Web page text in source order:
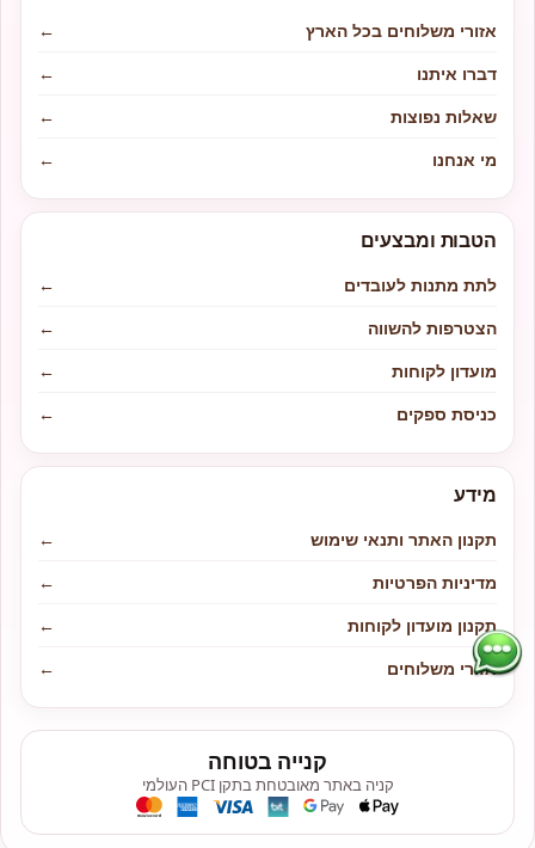
אזורי משלוחים בכל הארץ
←
דברו איתנו
←
שאלות נפוצות
←
מי אנחנו
←
הטבות ומבצעים
לתת מתנות לעובדים
←
הצטרפות להשווה
←
מועדון לקוחות
←
כניסת ספקים
←
מידע
תקנון האתר ותנאי שימוש
←
מדיניות הפרטיות
←
תקנון מועדון לקוחות
←
אזורי משלוחים
←
קנייה בטוחה
קניה באתר מאובטחת בתקן PCI העולמי